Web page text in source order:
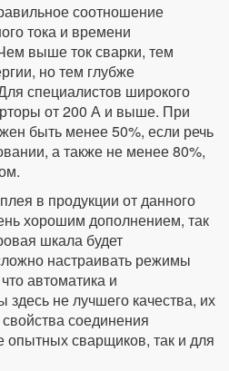
соотношение
тока и времени
выше ток сварки, тем
но тем глубже
специалистов широкого
от 200 А и выше. При
быть менее 50%, если речь
а также не менее 80%,
в продукции от данного
хорошим дополнением, так
шкала будет
настраивать режимы
автоматика и
не лучшего качества, их
соединения
опытных сварщиков, так и для